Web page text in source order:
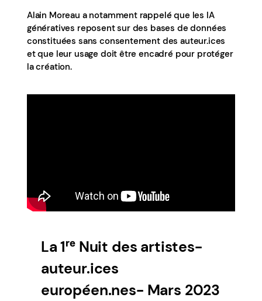
Alain Moreau a notamment rappelé que les IA
génératives reposent sur des bases de données
constituées sans consentement des auteur.ices
et que leur usage doit être encadré pour protéger
la création.
La 1ʳᵉ Nuit des artistes-
auteur.ices
européen.nes- Mars 2023